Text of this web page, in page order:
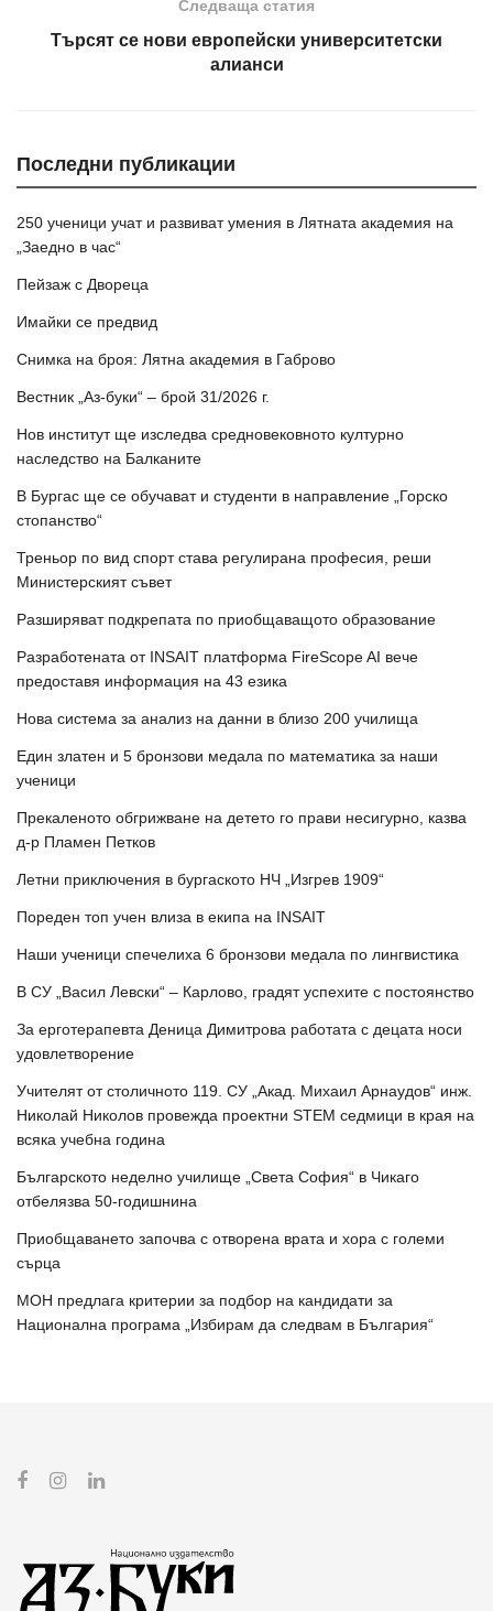
Следваща статия
Търсят се нови европейски университетски
алианси
Последни публикации
250 ученици учат и развиват умения в Лятната академия на
„Заедно в час“
Пейзаж с Двореца
Имайки се предвид
Снимка на броя: Лятна академия в Габрово
Вестник „Аз-буки“ – брой 31/2026 г.
Нов институт ще изследва средновековното културно
наследство на Балканите
В Бургас ще се обучават и студенти в направление „Горско
стопанство“
Треньор по вид спорт става регулирана професия, реши
Министерският съвет
Разширяват подкрепата по приобщаващото образование
Разработената от INSAIT платформа FireScope AI вече
предоставя информация на 43 езика
Нова система за анализ на данни в близо 200 училища
Един златен и 5 бронзови медала по математика за наши
ученици
Прекаленото обгрижване на детето го прави несигурно, казва
д-р Пламен Петков
Летни приключения в бургаското НЧ „Изгрев 1909“
Пореден топ учен влиза в екипа на INSAIT
Наши ученици спечелиха 6 бронзови медала по лингвистика
В СУ „Васил Левски“ – Карлово, градят успехите с постоянство
За ерготерапевта Деница Димитрова работата с децата носи
удовлетворение
Учителят от столичното 119. СУ „Акад. Михаил Арнаудов“ инж.
Николай Николов провежда проектни STEM седмици в края на
всяка учебна година
Българското неделно училище „Света София“ в Чикаго
отбелязва 50-годишнина
Приобщаването започва с отворена врата и хора с големи
сърца
МОН предлага критерии за подбор на кандидати за
Национална програма „Избирам да следвам в България“